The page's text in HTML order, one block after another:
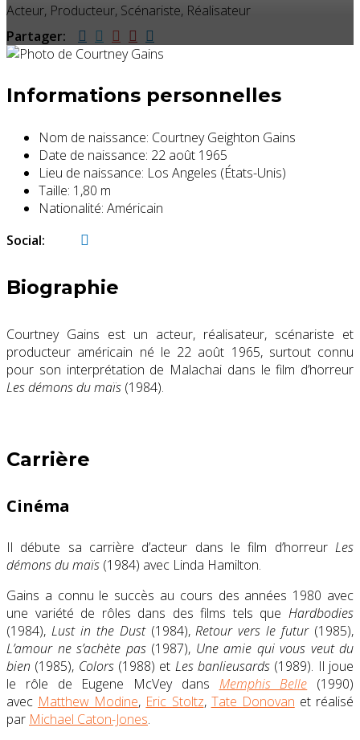
Acteur, Producteur, Scénariste, Réalisateur
Partager:
Informations personnelles
Nom de naissance: Courtney Geighton Gains
Date de naissance: 22 août 1965
Lieu de naissance: Los Angeles (États-Unis)
Taille: 1,80 m
Nationalité: Américain
Social:
Biographie
Courtney Gains est un acteur, réalisateur, scénariste et
producteur américain né le 22 août 1965, surtout connu
pour son interprétation de Malachai dans le film d’horreur
Les démons du maïs (1984).
Carrière
Cinéma
Il débute sa carrière d’acteur dans le film d’horreur Les
démons du maïs (1984) avec Linda Hamilton.
Gains a connu le succès au cours des années 1980 avec
une variété de rôles dans des films tels que Hardbodies
(1984), Lust in the Dust(1984),Retour vers le futur(1985),
L’amour ne s’achète pas(1987), Une amie qui vous veut du
bien (1985), Colors(1988) et Les banlieusards (1989). Il joue
le rôle de Eugene McVey dans Memphis Belle (1990)
avec Matthew Modine, Eric Stoltz, Tate Donovan et réalisé
par Michael Caton-Jones.